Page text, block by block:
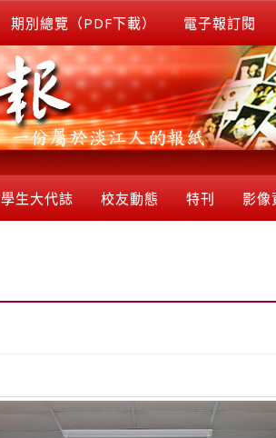
期別總覽（PDF下載） 電子報訂閱
學生大代誌 校友動態 特刊 影像